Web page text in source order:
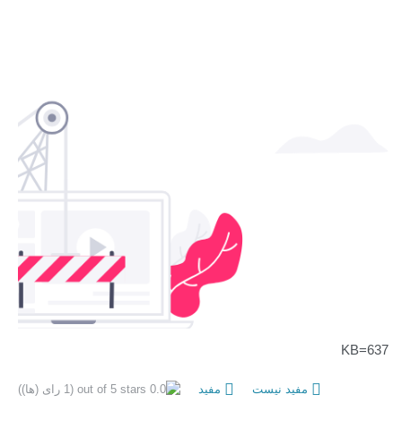
KB=637
(1 رای (ها)) مفید مفید نیست